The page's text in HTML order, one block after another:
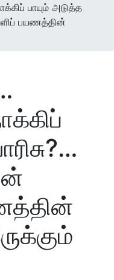
பாயும் அடுத்த
பயணத்தின்